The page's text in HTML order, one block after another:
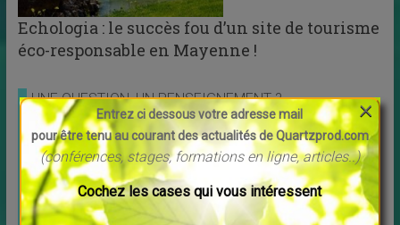
Echologia : le succès fou d’un site de tourisme
éco-responsable en Mayenne !
UNE QUESTION, UN RENSEIGNEMENT ?
Contactez moi par mail -
E-LEARNING
Entrez ci dessous votre adresse mail
pour être tenu au courant des actualités de Quartzprod.com
(conférences, stages, formations en ligne, articles..)
Cochez les cases qui vous intéressent
×